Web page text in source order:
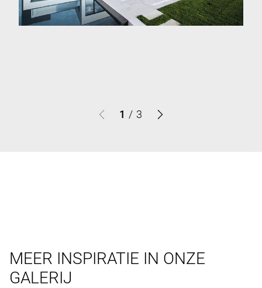
1 / 3
MEER INSPIRATIE IN ONZE
GALERIJ